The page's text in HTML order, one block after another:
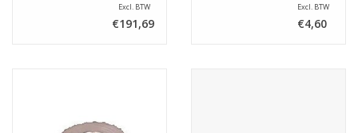
Excl. BTW
€191,69
Excl. BTW
€4,60